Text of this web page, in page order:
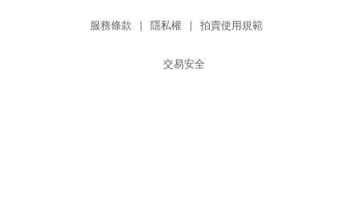
服務條款 | 隱私權 | 拍賣使用規範
交易安全